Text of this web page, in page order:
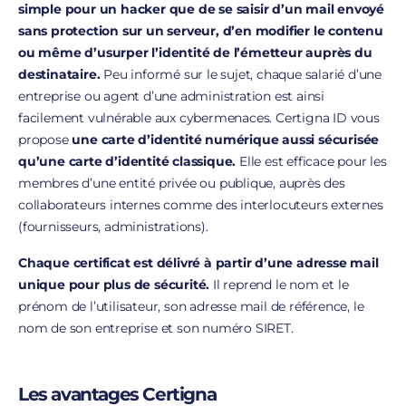
simple pour un hacker que de se saisir d’un mail envoyé
sans protection sur un serveur, d’en modifier le contenu
ou même d’usurper l’identité de l’émetteur auprès du
destinataire.Peu informé sur le sujet, chaque salarié d’une
entreprise ou agent d’une administration est ainsi
facilement vulnérable aux cybermenaces. Certigna ID vous
propose une carte d’identité numérique aussi sécurisée
qu’une carte d’identité classique. Elle est efficace pour les
membres d’une entité privée ou publique, auprès des
collaborateurs internes comme des interlocuteurs externes
(fournisseurs, administrations).
Chaque certificat est délivré à partir d’une adresse mail
unique pour plus de sécurité. Il reprend le nom et le
prénom de l’utilisateur, son adresse mail de référence, le
nom de son entreprise et son numéro SIRET.
Les avantages Certigna